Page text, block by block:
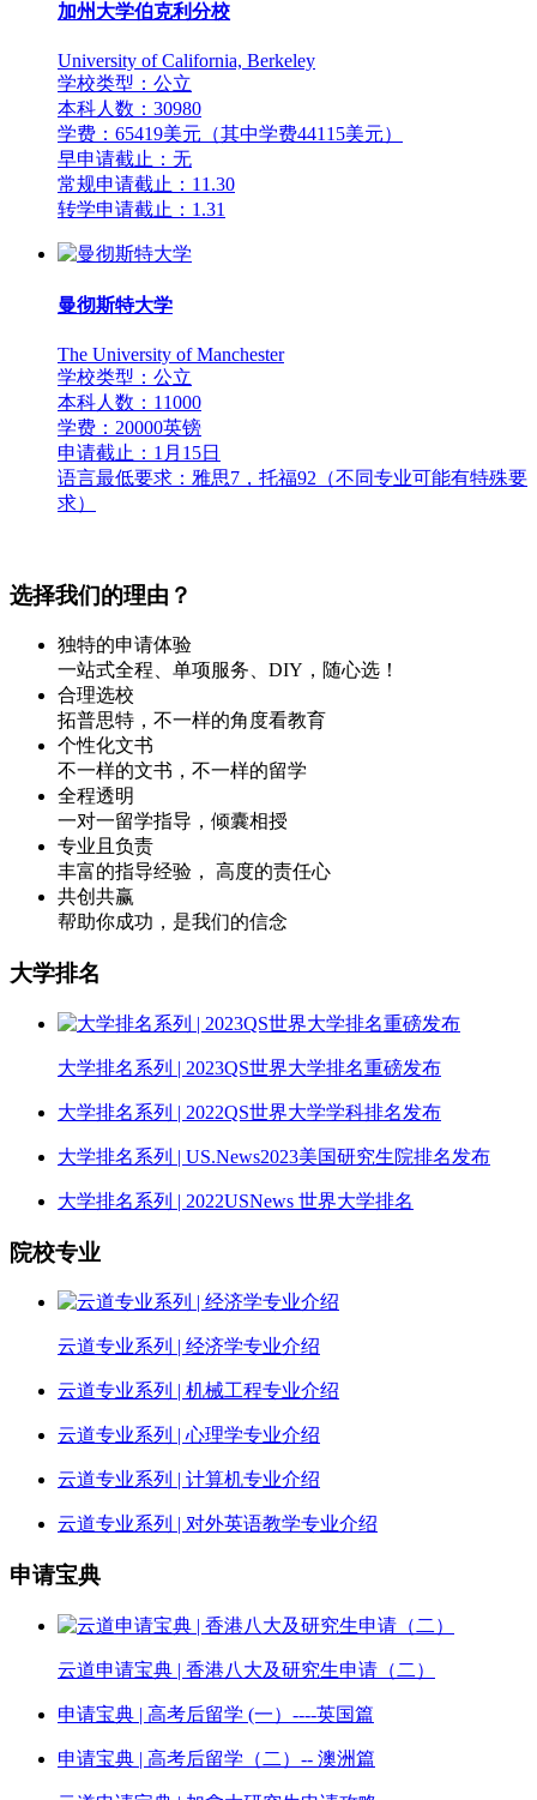
加州大学伯克利分校
University of California, Berkeley
学校类型：公立
本科人数：30980
学费：65419美元（其中学费44115美元）
早申请截止：无
常规申请截止：11.30
转学申请截止：1.31
曼彻斯特大学
The University of Manchester
学校类型：公立
本科人数：11000
学费：20000英镑
申请截止：1月15日
语言最低要求：雅思7，托福92（不同专业可能有特殊要
求）
选择我们的理由？
独特的申请体验
一站式全程、单项服务、DIY，随心选！
合理选校
拓普思特，不一样的角度看教育
个性化文书
不一样的文书，不一样的留学
全程透明
一对一留学指导，倾囊相授
专业且负责
丰富的指导经验， 高度的责任心
共创共赢
帮助你成功，是我们的信念
大学排名
大学排名系列 | 2023QS世界大学排名重磅发布
大学排名系列 | 2022QS世界大学学科排名发布
大学排名系列 | US.News2023美国研究生院排名发布
大学排名系列 | 2022USNews 世界大学排名
院校专业
云道专业系列 | 经济学专业介绍
云道专业系列 | 机械工程专业介绍
云道专业系列 | 心理学专业介绍
云道专业系列 | 计算机专业介绍
云道专业系列 | 对外英语教学专业介绍
申请宝典
云道申请宝典 | 香港八大及研究生申请（二）
申请宝典 | 高考后留学 (一）----英国篇
申请宝典 | 高考后留学（二）-- 澳洲篇